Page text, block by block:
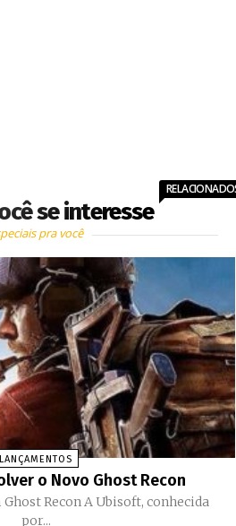
se interesse
pra você
LANÇAMENTOS
o Novo Ghost Recon
Ubisoft, conhecida
por...